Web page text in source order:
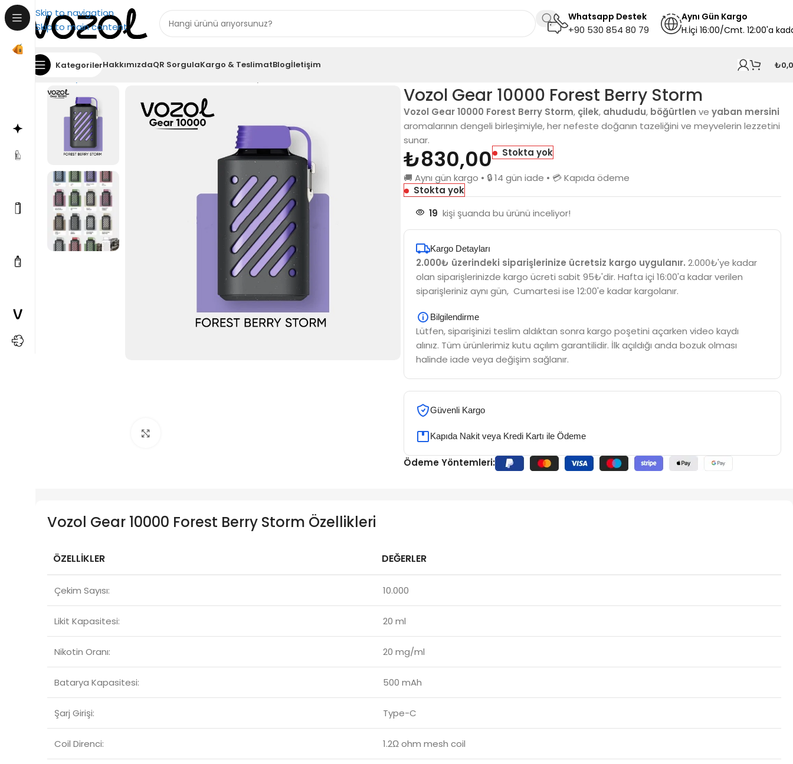
Skip to navigation
Skip to main content
Whatsapp Destek
+90 530 854 80 79
Aynı Gün Kargo
H.İçi 16:00/Cmt. 12:00'a
KategorilerHakkımızdaQR SorgulaKargo & TeslimatBlogİletişim ₺
Ana Sayfa
Vozol Gear 10000 Forest Berry Storm
Vozol Gear 10000 Forest Berry Storm, çilek, ahududu, böğürtlen ve yaban mersini
aromalarının dengeli birleşimiyle, her nefeste doğanın tazeliğini ve meyvelerin lezzetini
sunar.
₺830,00 Stokta yok
🚚 Aynı gün kargo • 🔒 14 gün iade • 💳 Kapıda ödeme
Stokta yok
19 kişi şuanda bu ürünü inceliyor!
Kargo Detayları
2.000₺ üzerindeki siparişlerinize ücretsiz kargo uygulanır. 2.000₺'ye kadar
olan siparişlerinizde kargo ücreti sabit 95₺'dir. Hafta içi 16:00'a kadar verilen
siparişleriniz aynı gün, Cumartesi ise 12:00'e kadar kargolanır.
Bilgilendirme
Lütfen, siparişinizi teslim aldıktan sonra kargo poşetini açarken video kaydı
alınız. Tüm ürünlerimiz kutu açılım garantilidir. İlk açıldığı anda bozuk olması
halinde iade veya değişim sağlanır.
Güvenli Kargo
Kapıda Nakit veya Kredi Kartı ile Ödeme
Ödeme Yöntemleri:
Vozol Gear 10000 Forest Berry Storm Özellikleri
ÖZELLİKLER DEĞERLER
Çekim Sayısı: 10.000
Likit Kapasitesi: 20 ml
Nikotin Oranı: 20 mg/ml
Batarya Kapasitesi: 500 mAh
Şarj Girişi: Type-C
Coil Direnci: 1.2Ω ohm mesh coil